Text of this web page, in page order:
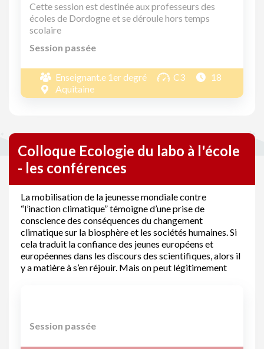
Cette session est destinée aux professeurs des
écoles de Dordogne et se déroule hors temps
scolaire
Session passée
Enseignant.e 1er degré C3
18
Aquitaine
Colloque Ecologie du labo à l'école
- les conférences
La mobilisation de la jeunesse mondiale contre
“l’inaction climatique” témoigne d’une prise de
conscience des conséquences du changement
climatique sur la biosphère et les sociétés humaines. Si
cela traduit la confiance des jeunes européens et
européennes dans les discours des scientifiques, alors il
y a matière à s’en réjouir. Mais on peut légitimement
Session passée